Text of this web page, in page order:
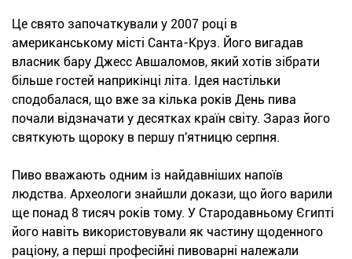
Це свято започаткували у 2007 році в
американському місті Санта-Круз. Його вигадав
власник бару Джесс Авшаломов, який хотів зібрати
більше гостей наприкінці літа. Ідея настільки
сподобалася, що вже за кілька років День пива
почали відзначати у десятках країн світу. Зараз його
святкують щороку в першу п'ятницю серпня.
Пиво вважають одним із найдавніших напоїв
людства. Археологи знайшли докази, що його варили
ще понад 8 тисяч років тому. У Стародавньому Єгипті
його навіть використовували як частину щоденного
раціону, а перші професійні пивоварні належали